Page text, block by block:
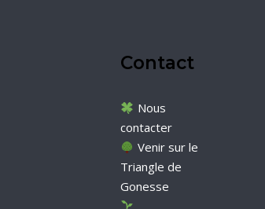
Contact
Nous
contacter
Venir sur le
Triangle de
Gonesse